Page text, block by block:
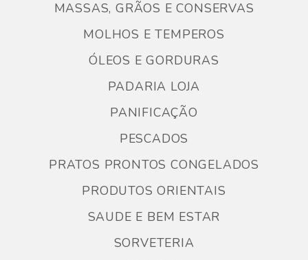
MASSAS, GRÃOS E CONSERVAS
MOLHOS E TEMPEROS
ÓLEOS E GORDURAS
PADARIA LOJA
PANIFICAÇÃO
PESCADOS
PRATOS PRONTOS CONGELADOS
PRODUTOS ORIENTAIS
SAUDE E BEM ESTAR
SORVETERIA